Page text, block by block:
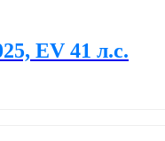
EV 41 л.с.